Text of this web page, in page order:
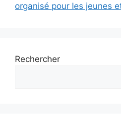
organisé pour les jeunes
Rechercher